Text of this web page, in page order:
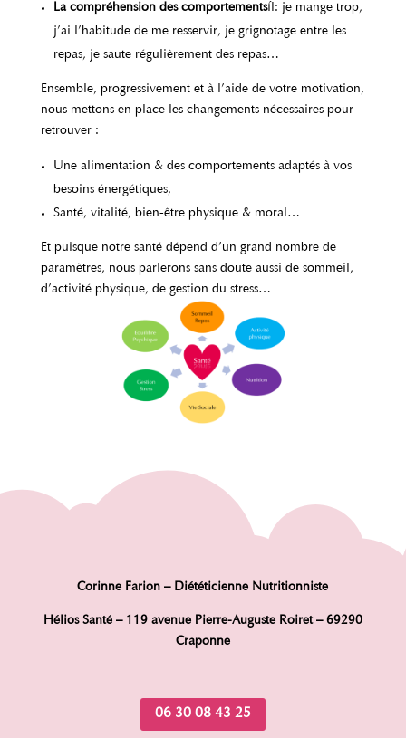
La compréhension des comportements: je mange trop,
j’ai l’habitude de me resservir, je grignotage entre les
repas, je saute régulièrement des repas…
Ensemble, progressivement et à l’aide de votre motivation,
nous mettons en place les changements nécessaires pour
retrouver :
Une alimentation & des comportements adaptés à vos
besoins énergétiques,
Santé, vitalité, bien-être physique & moral…
Et puisque notre santé dépend d’un grand nombre de
paramètres, nous parlerons sans doute aussi de sommeil,
d’activité physique, de gestion du stress…
Corinne Farion – Diététicienne Nutritionniste
Hélios Santé – 119 avenue Pierre-Auguste Roiret – 69290
Craponne
06 30 08 43 25